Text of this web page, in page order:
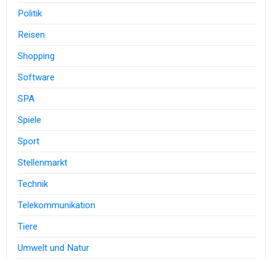
Politik
Reisen
Shopping
Software
SPA
Spiele
Sport
Stellenmarkt
Technik
Telekommunikation
Tiere
Umwelt und Natur